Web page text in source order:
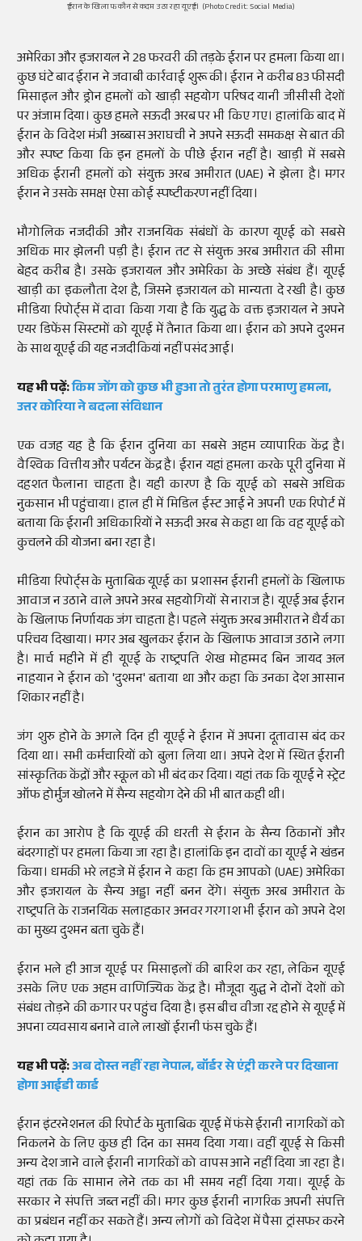
ईरान के खिलाफ कौन से कदम उठा रहा यूएई। (Photo Credit: Social Media)
अमेरिका और इजरायल ने 28 फरवरी की तड़के ईरान पर हमला किया था।
कुछ घंटे बाद ईरान ने जवाबी कार्रवाई शुरू की। ईरान ने करीब 83 फीसदी
मिसाइल और ड्रोन हमलों को खाड़ी सहयोग परिषद यानी जीसीसी देशों
पर अंजाम दिया। कुछ हमले सऊदी अरब पर भी किए गए। हालांकि बाद में
ईरान के विदेश मंत्री अब्बास अराघची ने अपने सऊदी समकक्ष से बात की
और स्पष्ट किया कि इन हमलों के पीछे ईरान नहीं है। खाड़ी में सबसे
अधिक ईरानी हमलों को संयुक्त अरब अमीरात (UAE) ने झेला है। मगर
ईरान ने उसके समक्ष ऐसा कोई स्पष्टीकरण नहीं दिया।
भौगोलिक नजदीकी और राजनयिक संबंधों के कारण यूएई को सबसे
अधिक मार झेलनी पड़ी है। ईरान तट से संयुक्त अरब अमीरात की सीमा
बेहद करीब है। उसके इजरायल और अमेरिका के अच्छे संबंध हैं। यूएई
खाड़ी का इकलौता देश है, जिसने इजरायल को मान्यता दे रखी है। कुछ
मीडिया रिपोर्ट्स में दावा किया गया है कि युद्ध के वक्त इजरायल ने अपने
एयर डिफेंस सिस्टमों को यूएई में तैनात किया था। ईरान को अपने दुश्मन
के साथ यूएई की यह नजदीकियां नहीं पसंद आई।
यह भी पढ़ें:किम जोंग को कुछ भी हुआ तो तुरंत होगा परमाणु हमला,
उत्तर कोरिया ने बदला संविधान
एक वजह यह है कि ईरान दुनिया का सबसे अहम व्यापारिक केंद्र है।
वैश्विक वित्तीय और पर्यटन केंद्र है। ईरान यहां हमला करके पूरी दुनिया में
दहशत फैलाना चाहता है। यही कारण है कि यूएई को सबसे अधिक
नुकसान भी पहुंचाया। हाल ही में मिडिल ईस्ट आई ने अपनी एक रिपोर्ट में
बताया कि ईरानी अधिकारियों ने सऊदी अरब से कहा था कि वह यूएई को
कुचलने की योजना बना रहा है।
मीडिया रिपोर्ट्स के मुताबिक यूएई का प्रशासन ईरानी हमलों के खिलाफ
आवाज न उठाने वाले अपने अरब सहयोगियों से नाराज है। यूएई अब ईरान
के खिलाफ निर्णायक जंग चाहता है। पहले संयुक्त अरब अमीरात ने धैर्य का
परिचय दिखाया। मगर अब खुलकर ईरान के खिलाफ आवाज उठाने लगा
है। मार्च महीने में ही यूएई के राष्ट्रपति शेख मोहम्मद बिन जायद अल
नाहयान ने ईरान को 'दुश्मन' बताया था और कहा कि उनका देश आसान
शिकार नहीं है।
जंग शुरु होने के अगले दिन ही यूएई ने ईरान में अपना दूतावास बंद कर
दिया था। सभी कर्मचारियों को बुला लिया था। अपने देश में स्थित ईरानी
सांस्कृतिक केंद्रों और स्कूल को भी बंद कर दिया। यहां तक कि यूएई ने स्ट्रेट
ऑफ होर्मुज खोलने में सैन्य सहयोग देने की भी बात कही थी।
ईरान का आरोप है कि यूएई की धरती से ईरान के सैन्य ठिकानों और
बंदरगाहों पर हमला किया जा रहा है। हालांकि इन दावों का यूएई ने खंडन
किया। धमकी भरे लहजे में ईरान ने कहा कि हम आपको (UAE) अमेरिका
और इजरायल के सैन्य अड्डा नहीं बनन देंगे। संयुक्त अरब अमीरात के
राष्ट्रपति के राजनयिक सलाहकार अनवर गरगाश भी ईरान को अपने देश
का मुख्य दुश्मन बता चुके हैं।
ईरान भले ही आज यूएई पर मिसाइलों की बारिश कर रहा, लेकिन यूएई
उसके लिए एक अहम वाणिज्यिक केंद्र है। मौजूदा युद्ध ने दोनों देशों को
संबंध तोड़ने की कगार पर पहुंच दिया है। इस बीच वीजा रद्द होने से यूएई में
अपना व्यवसाय बनाने वाले लाखों ईरानी फंस चुके हैं।
यह भी पढ़ें:अब दोस्त नहीं रहा नेपाल, बॉर्डर से एंट्री करने पर दिखाना
होगा आईडी कार्ड
ईरान इंटरनेशनल की रिपोर्ट के मुताबिक यूएई में फंसे ईरानी नागरिकों को
निकलने के लिए कुछ ही दिन का समय दिया गया। वहीं यूएई से किसी
अन्य देश जाने वाले ईरानी नागरिकों को वापस आने नहीं दिया जा रहा है।
यहां तक कि सामान लेने तक का भी समय नहीं दिया गया। यूएई के
सरकार ने संपत्ति जब्त नहीं की। मगर कुछ ईरानी नागरिक अपनी संपत्ति
का प्रबंधन नहीं कर सकते हैं। अन्य लोगों को विदेश में पैसा ट्रांसफर करने